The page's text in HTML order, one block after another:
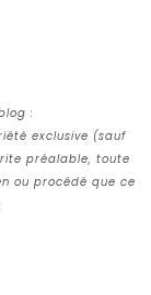
:
exclusive (sauf
préalable, toute
ou procédé que ce